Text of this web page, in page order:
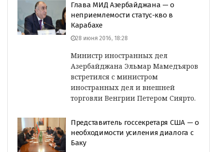
Глава МИД Азербайджана — о
неприемлемости статус-кво в
Карабахе
28 июня 2016, 18:28
Министр иностранных дел
Азербайджана Эльмар Мамедъяров
встретился с министром
иностранных дел и внешней
торговли Венгрии Петером Сиярто.
Представитель госсекретаря США — о
необходимости усиления диалога с
Баку